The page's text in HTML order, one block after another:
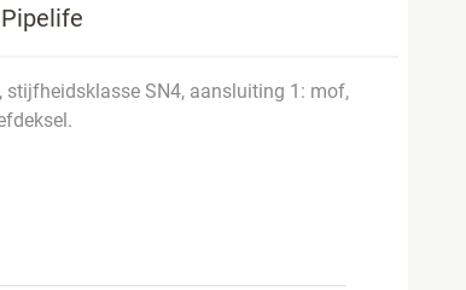
Pipelife
SN4, aansluiting 1: mof,